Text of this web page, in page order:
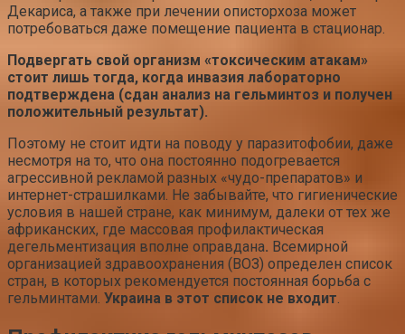
Декариса, а также при лечении описторхоза может
потребоваться даже помещение пациента в стационар.
Подвергать свой организм «токсическим атакам»
стоит лишь тогда, когда инвазия лабораторно
подтверждена (сдан анализ на гельминтоз и получен
положительный результат).
Поэтому не стоит идти на поводу у паразитофобии, даже
несмотря на то, что она постоянно подогревается
агрессивной рекламой разных «чудо-препаратов» и
интернет-страшилками. Не забывайте, что гигиенические
условия в нашей стране, как минимум, далеки от тех же
африканских, где массовая профилактическая
дегельментизация вполне оправдана. Всемирной
организацией здравоохранения (ВОЗ) определен список
стран, в которых рекомендуется постоянная борьба с
гельминтами. Украина в этот список не входит.